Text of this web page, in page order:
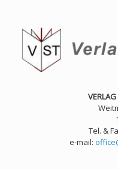
springen
Tel. &
e-mail: